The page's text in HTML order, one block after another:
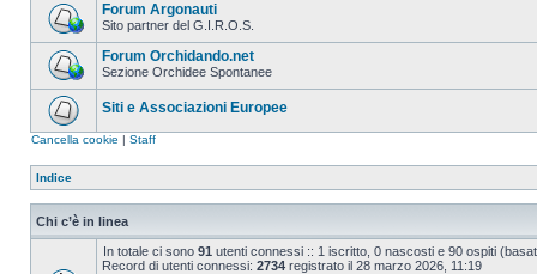
Forum Argonauti
Sito partner del G.I.R.O.S.
Forum Orchidando.net
Sezione Orchidee Spontanee
Siti e Associazioni Europee
Cancella cookie | Staff
Indice
Chi c’è in linea
In totale ci sono 91 utenti connessi :: 1 iscritto, 0 nascosti e 90 ospiti
Record di utenti connessi: 2734 registrato il 28 marzo 2026, 11:19